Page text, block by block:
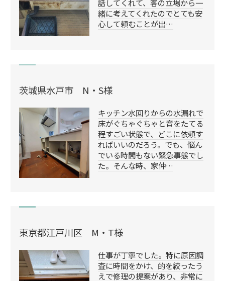
話してくれて、客の立場から一
緒に考えてくれたのでとても安
心して頼むことが出…
茨城県水戸市 N・S様
キッチン水回りからの水漏れで
床がぐちゃぐちゃと音をたてる
程すごい状態で、どこに依頼す
ればいいのだろう。でも、悩ん
でいる時間もない緊急事態でし
た。そんな時、家仲…
東京都江戸川区 M・T様
仕事が丁寧でした。特に原因調
査に時間をかけ、的を絞ったう
えで修理の提案があり、非常に